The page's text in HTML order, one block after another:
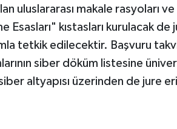
uluslararası makale rasyoları
Esasları" kıstasları kurulacak
tetkik edilecektir. Başvuru
siber döküm listesine
altyapısı üzerinden de jure